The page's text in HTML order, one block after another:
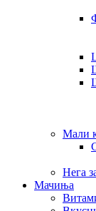
Мали
Нега
Мачиња